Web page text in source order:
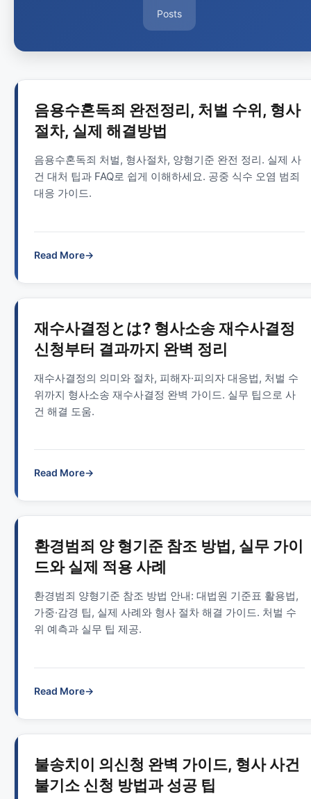
Posts
음용수혼독죄 완전정리, 처벌 수위, 형사
절차, 실제 해결방법
음용수혼독죄 처벌, 형사절차, 양형기준 완전 정리. 실제 사
건 대처 팁과 FAQ로 쉽게 이해하세요. 공중 식수 오염 범죄
대응 가이드.
Read More→
재수사결정とは? 형사소송 재수사결정
신청부터 결과까지 완벽 정리
재수사결정의 의미와 절차, 피해자·피의자 대응법, 처벌 수
위까지 형사소송 재수사결정 완벽 가이드. 실무 팁으로 사
건 해결 도움.
Read More→
환경범죄 양 형기준 참조 방법, 실무 가이
드와 실제 적용 사례
환경범죄 양형기준 참조 방법 안내: 대법원 기준표 활용법,
가중·감경 팁, 실제 사례와 형사 절차 해결 가이드. 처벌 수
위 예측과 실무 팁 제공.
Read More→
불송치이 의신청 완벽 가이드, 형사 사건
불기소 신청 방법과 성공 팁